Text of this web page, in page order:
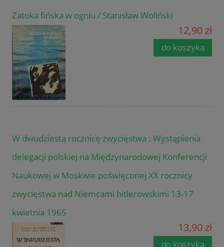
Zatoka fińska w ogniu / Stanisław Woliński
12,90 zł
do koszyka
W dwudziestą rocznicę zwycięstwa : Wystąpienia
delegacji polskiej na Międzynarodowej Konferencji
Naukowej w Moskwie poświęconej XX rocznicy
zwycięstwa nad Niemcami hitlerowskimi 13-17
kwietnia 1965
13,90 zł
do koszyka